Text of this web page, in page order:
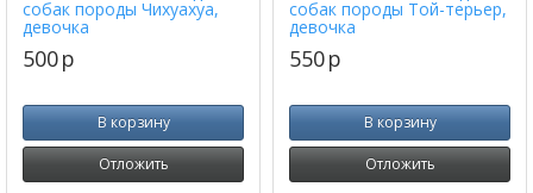
собак породы Чихуахуа,
девочка
500p
В корзину
Отложить
собак породы Той-терьер,
девочка
550p
В корзину
Отложить